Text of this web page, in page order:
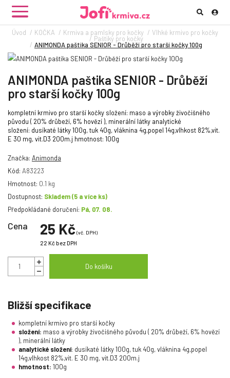
Úvod KOČKA Krmiva a pamlsky pro kočky Vlhké krmivo pro kočky
Paštiky pro kočky
ANIMONDA paštika SENIOR - Drůběží pro starší kočky 100g
ANIMONDA paštika SENIOR - Drůběží
pro starší kočky 100g
kompletní krmivo pro starší kočky složení: maso a výrobky živočišného
původu ( 20% drůbeží, 6% hovězí ), minerální látky analytické
složení: dusíkaté látky 100g, tuk 40g, vláknina 4g,popel 14g,vlhkost 82%,vit.
E 30 mg, vit.D3 200m.j hmotnost: 100g
Značka: Animonda
Kód: A83223
Hmotnost: 0.1 kg
Dostupnost: Skladem(5 a více ks)
Předpokládané doručení: Pá, 07. 08.
Cena 25 Kč(vč. DPH)
22 Kčbez DPH
Do košíku
Bližší specifikace
kompletní krmivo pro starší kočky
složení: maso a výrobky živočišného původu ( 20% drůbeží, 6% hovězí
), minerální látky
analytické složení: dusíkaté látky 100g, tuk 40g, vláknina 4g,popel
14g,vlhkost 82%,vit. E 30 mg, vit.D3 200m.j
hmotnost: 100g